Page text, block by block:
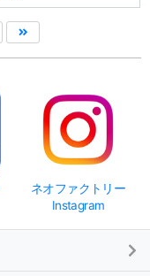
ネオファクトリー
Instagram